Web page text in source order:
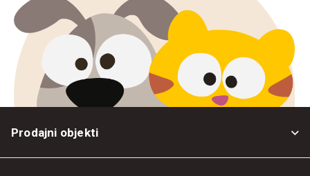
Prodajni objekti